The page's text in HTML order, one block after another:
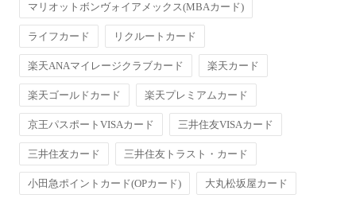
マリオットボンヴォイアメックス(MBAカード)
ライフカード リクルートカード
楽天ANAマイレージクラブカード 楽天カード
楽天ゴールドカード 楽天プレミアムカード
京王パスポートVISAカード 三井住友VISAカード
三井住友カード 三井住友トラスト・カード
小田急ポイントカード(OPカード) 大丸松坂屋カード